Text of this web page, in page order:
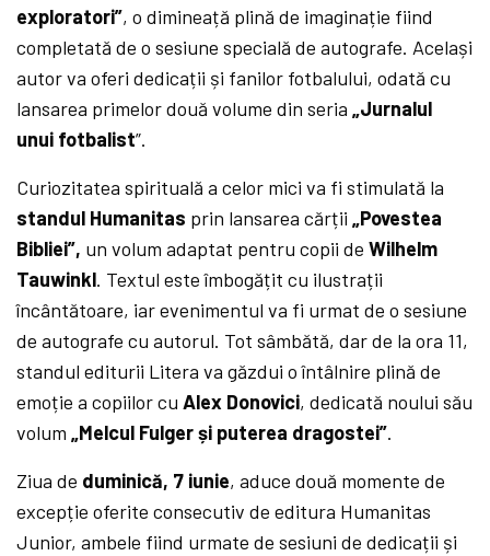
exploratori”, o dimineață plină de imaginație fiind
completată de o sesiune specială de autografe. Același
autor va oferi dedicații și fanilor fotbalului, odată cu
lansarea primelor două volume din seria„Jurnalul
unui fotbalist”.
Curiozitatea spirituală a celor mici va fi stimulată la
standul Humanitas prin lansarea cărții„Povestea
Bibliei”, un volum adaptat pentru copii deWilhelm
Tauwinkl. Textul este îmbogățit cu ilustrații
încântătoare, iar evenimentul va fi urmat de o sesiune
de autografe cu autorul. Tot sâmbătă, dar de la ora 11,
standul editurii Litera va găzdui o întâlnire plină de
emoție a copiilor cuAlex Donovici, dedicată noului său
volum„Melcul Fulger și puterea dragostei”.
Ziua de duminică, 7 iunie, aduce două momente de
excepție oferite consecutiv de editura Humanitas
Junior, ambele fiind urmate de sesiuni de dedicații și